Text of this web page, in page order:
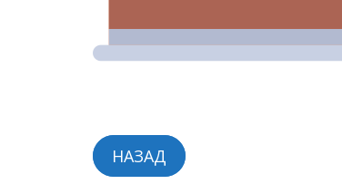
НАЗАД